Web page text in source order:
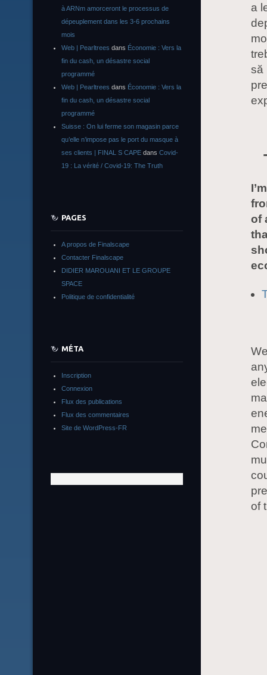
a
să
of
of
à ARNm amorceront le processus de
dépeuplement dans les 3-6 prochains
mois
Web | Pearltrees dans Économie : Vers la
fin du cash, un désastre social
programmé
Web | Pearltrees dans Économie : Vers la
fin du cash, un désastre social
programmé
Suisse : On lui ferme son magasin parce
qu’elle n’impose pas le port du masque à
ses clients | FINAL S CAPE dans Covid-
19 : La vérité / Covid-19: The Truth
PAGES
A propos de Finalscape
Contacter Finalscape
DIDIER MAROUANI ET LE GROUPE
SPACE
Politique de confidentialité
MÉTA
Inscription
Connexion
Flux des publications
Flux des commentaires
Site de WordPress-FR